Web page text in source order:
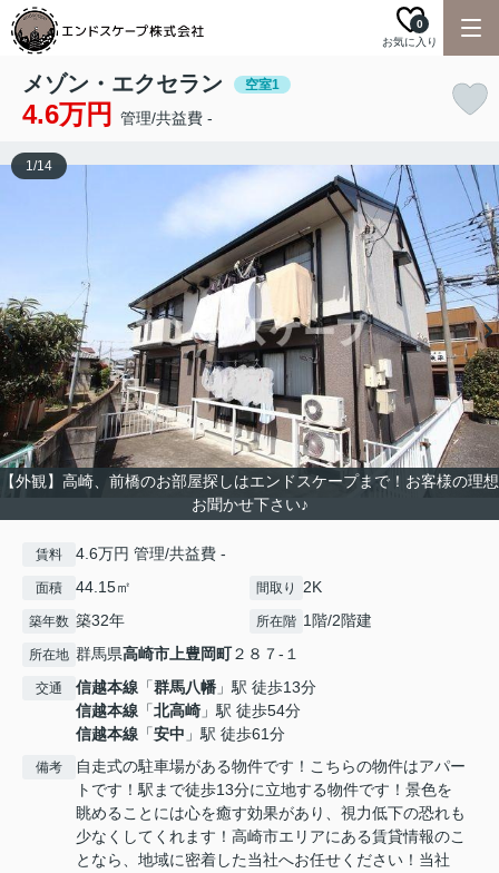
お気に入り
0
メゾン・エクセラン 空室1
4.6万円 管理/共益費 -
【外観】高崎、前橋のお部屋探しはエンドスケープまで！お客様の理想
お聞かせ下さい♪
1/14
賃料 4.6万円 管理/共益費 -
面積 44.15㎡ 間取り 2K
築年数 築32年 所在階 1階/2階建
所在地 群馬県高崎市上豊岡町２８７-１
交通 信越本線 「群馬八幡 」駅 徒歩13分
信越本線 「北高崎 」駅 徒歩54分
信越本線 「安中 」駅 徒歩61分
備考
自走式の駐車場がある物件です！こちらの物件はアパー
トです！駅まで徒歩13分に立地する物件です！景色を
眺めることには心を癒す効果があり、視力低下の恐れも
少なくしてくれます！高崎市エリアにある賃貸情報のこ
となら、地域に密着した当社へお任せください！当社